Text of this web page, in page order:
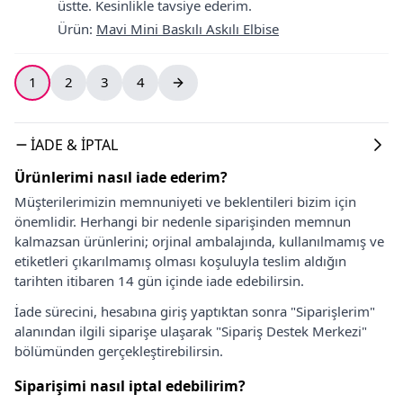
üstte. Kesinlikle tavsiye ederim.
Ürün: Mavi Mini Baskılı Askılı Elbise
1 2 3 4
İADE & İPTAL
Ürünlerimi nasıl iade ederim?
Müşterilerimizin memnuniyeti ve beklentileri bizim için
önemlidir. Herhangi bir nedenle siparişinden memnun
kalmazsan ürünlerini; orjinal ambalajında, kullanılmamış ve
etiketleri çıkarılmamış olması koşuluyla teslim aldığın
tarihten itibaren 14 gün içinde iade edebilirsin.
İade sürecini, hesabına giriş yaptıktan sonra "Siparişlerim"
alanından ilgili siparişe ulaşarak "Sipariş Destek Merkezi"
bölümünden gerçekleştirebilirsin.
Siparişimi nasıl iptal edebilirim?